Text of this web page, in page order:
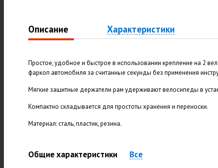
Описание Характеристики
Простое, удобное и быстрое в использовании крепление на 2
фаркоп автомобиля за считанные секунды без применения
Мягкие защитные держатели рам удерживают велосипеды в
Компактно складывается для простоты хранения и переноски.
Материал: сталь, пластик, резина.
Общие характеристики Все